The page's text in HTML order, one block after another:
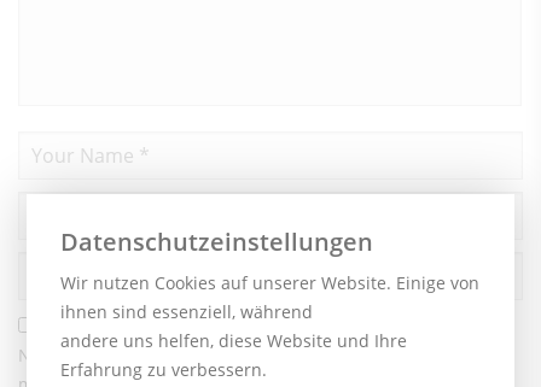
Name, E-Mail-Adresse und Website in diesem Browser für
Datenschutzeinstellungen
Wir nutzen Cookies auf unserer Website. Einige von
ihnen sind essenziell, während
andere uns helfen, diese Website und Ihre
Erfahrung zu verbessern.